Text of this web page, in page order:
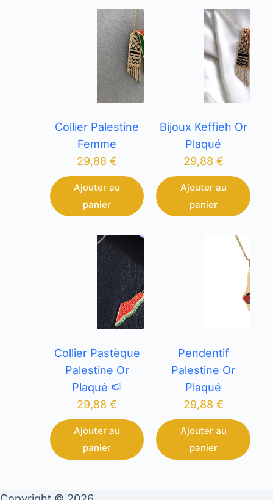
Collier Palestine
Femme
29,88€
Ajouter au
panier
Bijoux Keffieh Or
Plaqué
29,88 €
Ajouter au
panier
Collier Pastèque
Palestine Or
Plaqué 🍉
29,88€
Ajouter au
panier
Pendentif
Palestine Or
Plaqué
29,88 €
Ajouter au
panier